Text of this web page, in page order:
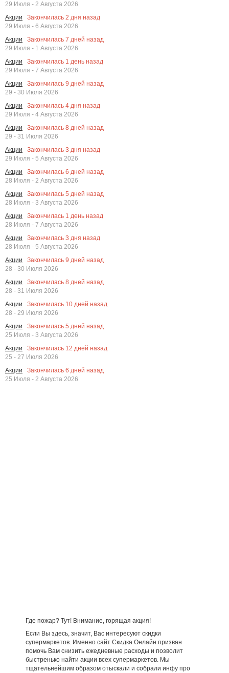
29 Июля - 2 Августа 2026
Акции
Закончилась 2 дня назад
29 Июля - 6 Августа 2026
Акции
Закончилась 7 дней назад
29 Июля - 1 Августа 2026
Акции
Закончилась 1 день назад
29 Июля - 7 Августа 2026
Акции
Закончилась 9 дней назад
29 - 30 Июля 2026
Акции
Закончилась 4 дня назад
29 Июля - 4 Августа 2026
Акции
Закончилась 8 дней назад
29 - 31 Июля 2026
Акции
Закончилась 3 дня назад
29 Июля - 5 Августа 2026
Акции
Закончилась 6 дней назад
28 Июля - 2 Августа 2026
Акции
Закончилась 5 дней назад
28 Июля - 3 Августа 2026
Акции
Закончилась 1 день назад
28 Июля - 7 Августа 2026
Акции
Закончилась 3 дня назад
28 Июля - 5 Августа 2026
Акции
Закончилась 9 дней назад
28 - 30 Июля 2026
Акции
Закончилась 8 дней назад
28 - 31 Июля 2026
Акции
Закончилась 10 дней назад
28 - 29 Июля 2026
Акции
Закончилась 5 дней назад
25 Июля - 3 Августа 2026
Акции
Закончилась 12 дней назад
25 - 27 Июля 2026
Акции
Закончилась 6 дней назад
25 Июля - 2 Августа 2026
Где пожар? Тут! Внимание, горящая акция!
Если Вы здесь, значит, Вас интересуют скидки
супермаркетов. Именно сайт Скидка Онлайн призван
помочь Вам снизить ежедневные расходы и позволит
быстренько найти акции всех супермаркетов. Мы
тщательнейшим образом отыскали и собрали инфу про